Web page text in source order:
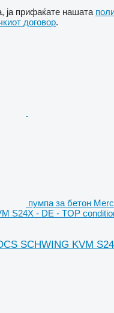
ја прифаќате нашата
договор.
пумпа за бетон
S24X - DE - TOP
SCHWING KVM